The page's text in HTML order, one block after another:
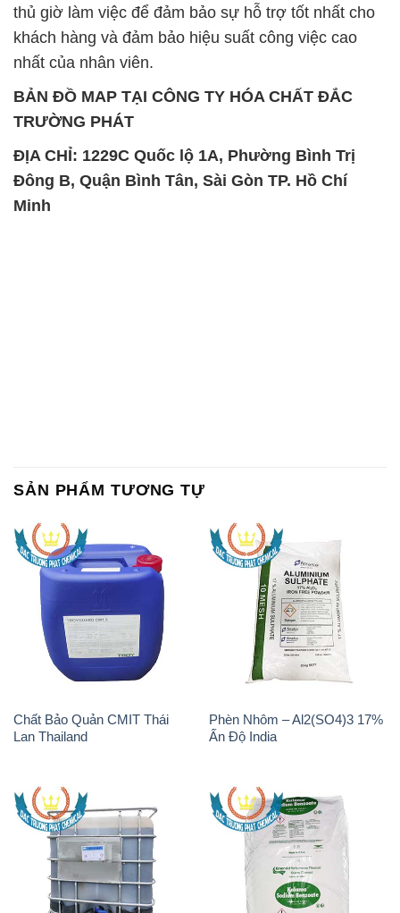
thủ giờ làm việc để đảm bảo sự hỗ trợ tốt nhất cho
khách hàng và đảm bảo hiệu suất công việc cao
nhất của nhân viên.
BẢN ĐỒ MAP TẠI CÔNG TY HÓA CHẤT ĐẮC
TRƯỜNG PHÁT
ĐỊA CHỈ: 1229C Quốc lộ 1A, Phường Bình Trị
Đông B, Quận Bình Tân, Sài Gòn TP. Hồ Chí
Minh
SẢN PHẨM TƯƠNG TỰ
Chất Bảo Quản CMIT Thái
Lan Thailand
Phèn Nhôm – Al2(SO4)3 17%
Ấn Độ India